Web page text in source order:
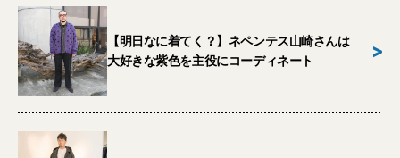
【明日なに着てく？】ネペンテス山崎さんは
大好きな紫色を主役にコーディネート
>